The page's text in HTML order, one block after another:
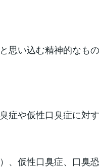
思い込む精神的なもの
症や仮性口臭症に対
、仮性口臭症、口臭